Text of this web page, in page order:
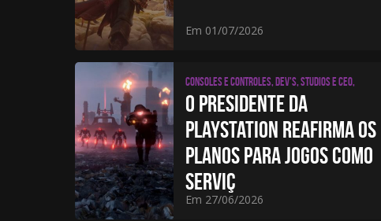
Em 01/07/2026
Consoles e Controles, Dev's, studios e CEO,
O PRESIDENTE DA
PLAYSTATION REAFIRMA OS
PLANOS PARA JOGOS COMO
SERVIÇ
Em 27/06/2026